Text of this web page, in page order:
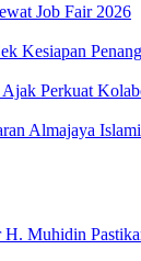
Job Fair 2026
Kesiapan
Perkuat
Almajaya
Muhidin